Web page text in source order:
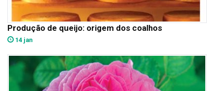
Produção de queijo: origem dos coalhos
14 jan